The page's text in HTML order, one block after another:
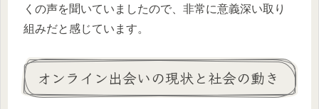
くの声を聞いていましたので、非常に意義深い取り
組みだと感じています。
オンライン出会いの現状と社会の動き